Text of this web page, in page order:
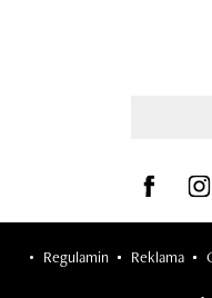
Visit us on
Regulamin Reklama